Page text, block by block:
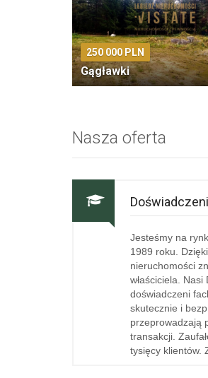
250 000 PLN
Gągławki
Nasza oferta
Jesteśmy na
1989 roku.
nieruchomości
właściciela. Nasi
doświadczeni
skutecznie i
przeprowadzają
transakcji.
tysięcy klientów.